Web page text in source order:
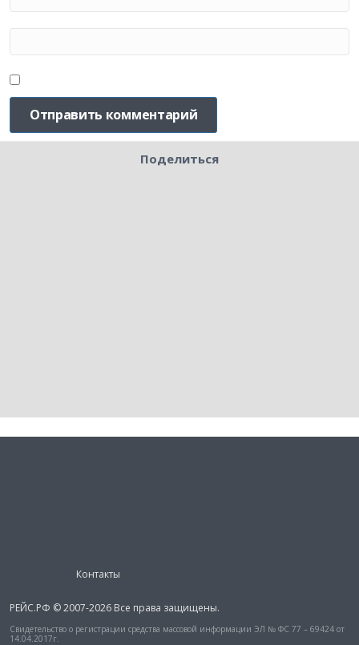
Поделиться
Контакты
РЕЙС.РФ © 2007-2026 Все права защищены.
Свидетельство о регистрации средства массовой информации ЭЛ № ФС 77 – 69424 от
14.04.2017г.